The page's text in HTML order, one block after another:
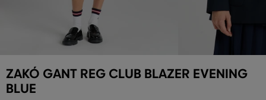
ZAKÓ GANT REG CLUB BLAZER EVENING
BLUE